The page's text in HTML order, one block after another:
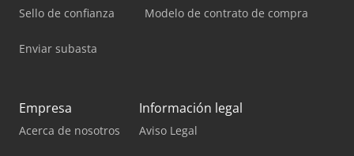
Sello de confianza
Enviar subasta
Modelo de contrato de compra
Empresa
Acerca de nosotros
Información legal
Aviso Legal